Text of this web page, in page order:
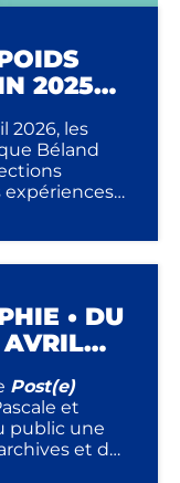
2025
2026, les
Béland
• DU
AVRIL
Post(e)
et
public une
et du